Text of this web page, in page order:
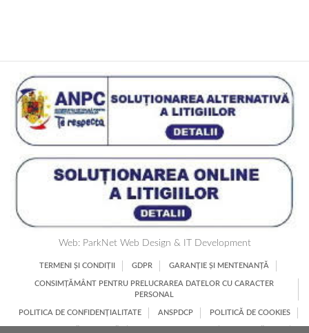
Web: ParkNet Web Design & IT Development
TERMENI ȘI CONDIȚII GDPR GARANȚIE ȘI MENTENANȚĂ
CONSIMȚĂMÂNT PENTRU PRELUCRAREA DATELOR CU CARACTER
PERSONAL
POLITICA DE CONFIDENȚIALITATE ANSPDCP POLITICĂ DE COOKIES